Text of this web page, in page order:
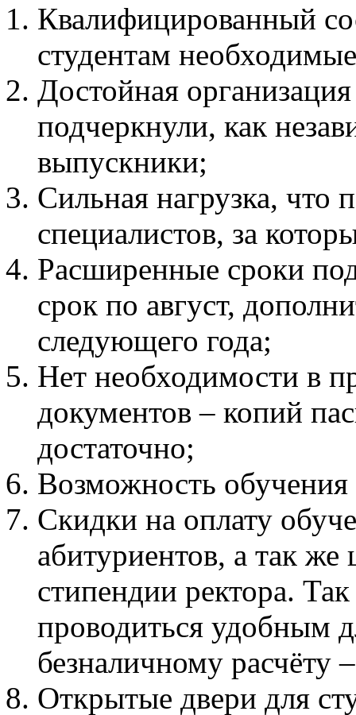
Квалифицированный
студентам
Достойная
подчеркнули, как
выпускники;
Сильная нагрузка, что
специалистов, за
Расширенные сроки
срок по август,
следующего года;
Нет необходимости в
документов – копий
достаточно;
Возможность
Скидки на оплату
абитуриентов, а так
стипендии ректора.
проводиться удобным
безналичному расчёту
Открытые двери для